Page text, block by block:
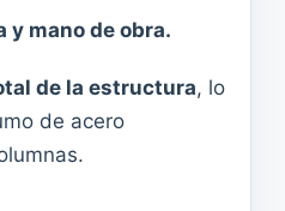
y mano de obra.
de la estructura, lo
de acero